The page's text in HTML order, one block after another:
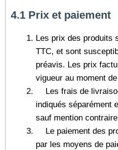
4.1 Prix et paiement
Les prix des produits
TTC, et sont
préavis. Les prix
vigueur au moment
Les frais de
indiqués séparément
sauf mention
Le paiement des
par les moyens de